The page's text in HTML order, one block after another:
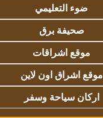
ضوء التعليمي
صحيفة برق
موقع اشراقات
موقع اشراق اون لاين
اركان سياحة وسفر